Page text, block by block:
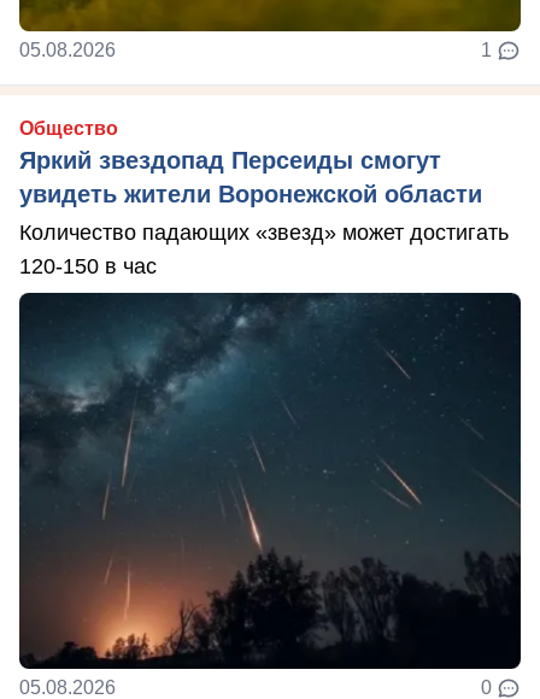
05.08.2026 1
Общество
Яркий звездопад Персеиды смогут
увидеть жители Воронежской области
Количество падающих «звезд» может достигать
120-150 в час
05.08.2026 0